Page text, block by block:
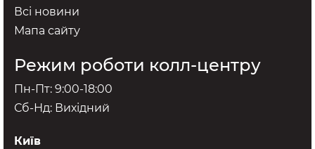
Всі новини
Мапа сайту
Режим роботи колл-центру
Пн-Пт: 9:00-18:00
Сб-Нд: Вихідний
Київ